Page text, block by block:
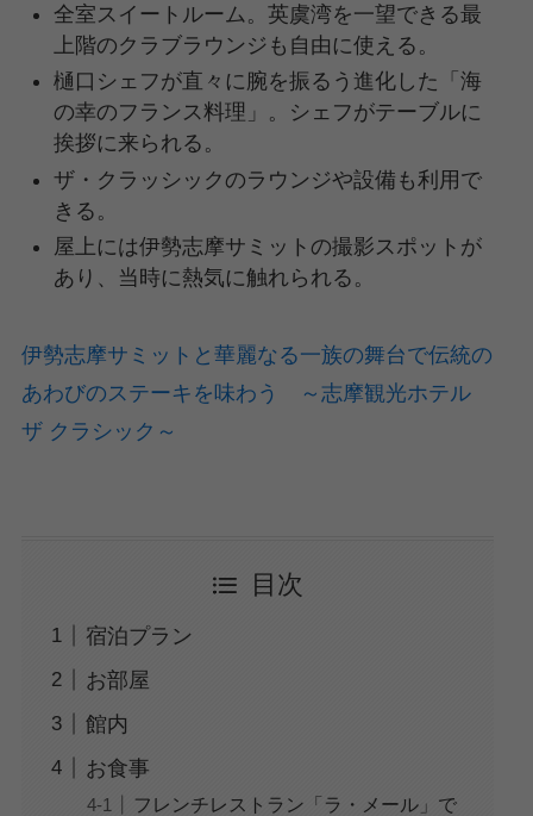
全室スイートルーム。英虞湾を一望できる最
上階のクラブラウンジも自由に使える。
樋口シェフが直々に腕を振るう進化した「海
の幸のフランス料理」。シェフがテーブルに
挨拶に来られる。
ザ・クラッシックのラウンジや設備も利用で
きる。
屋上には伊勢志摩サミットの撮影スポットが
あり、当時に熱気に触れられる。
伊勢志摩サミットと華麗なる一族の舞台で伝統の
あわびのステーキを味わう ～志摩観光ホテル
ザ クラシック～
目次
宿泊プラン
お部屋
館内
お食事
フレンチレストラン「ラ・メール」で